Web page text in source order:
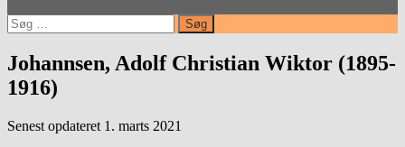
Søg
efter:
Johannsen, Adolf Christian Wiktor (1895-
1916)
Senest opdateret 1. marts 2021